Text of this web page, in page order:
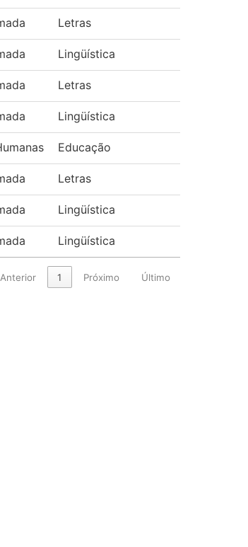
Letras
Lingüística
Letras
Lingüística
Educação
Letras
Lingüística
Lingüística
Anterior 1 Próximo Último